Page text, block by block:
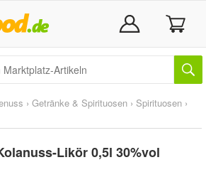
› Getränke & Spirituosen › Spirituosen ›
Likör 0,5l 30%vol